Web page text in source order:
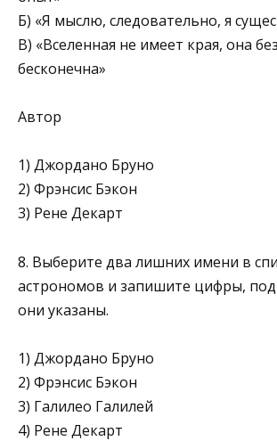
Б) «Я мыслю, следовательно, я
В) «Вселенная не имеет края, она
бесконечна»
Автор
1) Джордано Бруно
2) Фрэнсис Бэкон
3) Рене Декарт
8. Выберите два лишних имени в
астрономов и запишите цифры,
они указаны.
1) Джордано Бруно
2) Фрэнсис Бэкон
3) Галилео Галилей
4) Рене Декарт